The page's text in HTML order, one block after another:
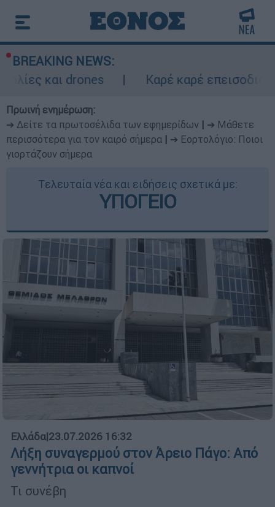
BREAKING NEWS:
Καρέ καρέ επεισοδιακή
Πρωινή ενημέρωση:
➔ Δείτε τα πρωτοσέλιδα των εφημερίδων
➔ Μάθετε
περισσότερα για τον καιρό σήμερα
➔ Εορτολόγιο: Ποιοι
γιορτάζουν σήμερα
Τελευταία νέα και ειδήσεις σχετικά με:
ΥΠΟΓΕΙΟ
Ελλάδα|23.07.2026 16:32
Λήξη συναγερμού στον Άρειο Πάγο: Από
γεννήτρια οι καπνοί
Τι συνέβη